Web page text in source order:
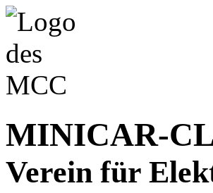
MINICAR-
Verein für